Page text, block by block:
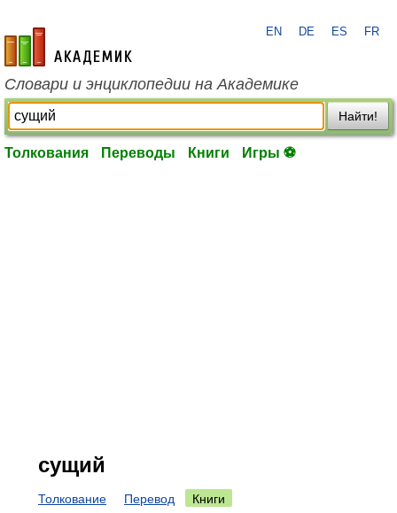
academic.ru
EN DE ES FR
Словари и энциклопедии на Академике
Найти!
Толкования Переводы Книги Игры ⚽
сущий
Толкование Перевод
Книги